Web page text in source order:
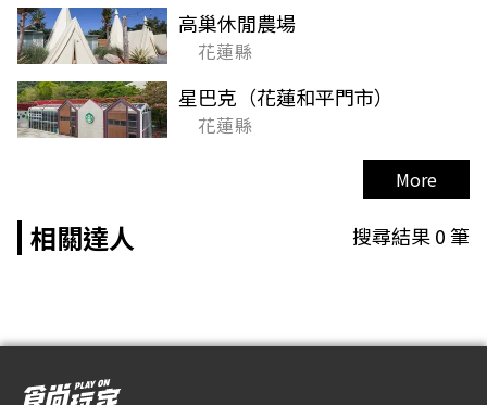
高巢休閒農場
花蓮縣
星巴克（花蓮和平門市）
花蓮縣
More
相關達人 搜尋結果0筆